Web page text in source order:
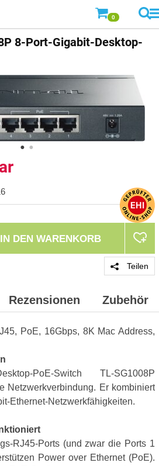
0
8-Port-Gigabit-Desktop-
IN DEN WARENKORB
Teilen
Rezensionen Zubehör
PoE, 16Gbps, 8K Mac Address,
PoE-Switch TL-SG1008P
Netzwerkverbindung. Er kombiniert
Ethernet-Netzwerkfähigkeiten.
RJ45-Ports (und zwar die Ports 1
Power over Ethernet (PoE).